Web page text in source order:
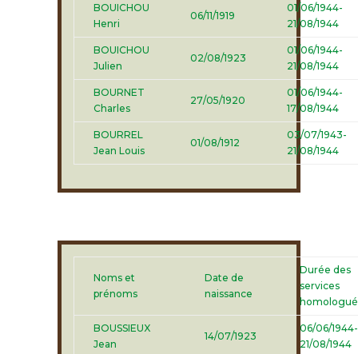
BOUICHOU
Henri
06/11/1919
01/06/1944-
21/08/1944
BOUICHOU
Julien
02/08/1923
01/06/1944-
21/08/1944
BOURNET
Charles
27/05/1920
01/06/1944-
17/08/1944
BOURREL
Jean Louis
01/08/1912
03/07/1943-
21/08/1944
Noms et
prénoms
Date de
naissance
Durée des
services
BOUSSIEUX
Jean
14/07/1923
06/06/1944-
21/08/1944